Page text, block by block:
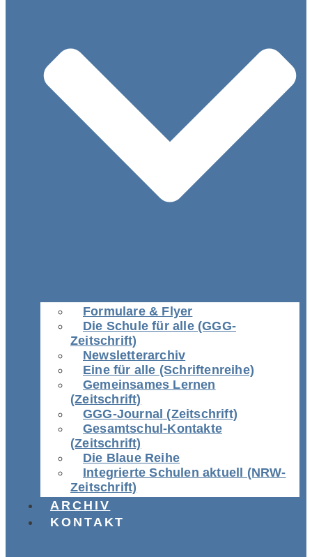
Formulare & Flyer
Die Schule für alle (GGG-
Zeitschrift)
Newsletterarchiv
Eine für alle (Schriftenreihe)
Gemeinsames Lernen
(Zeitschrift)
GGG-Journal (Zeitschrift)
Gesamtschul-Kontakte
(Zeitschrift)
Die Blaue Reihe
Integrierte Schulen aktuell (NRW-
Zeitschrift)
ARCHIV
KONTAKT